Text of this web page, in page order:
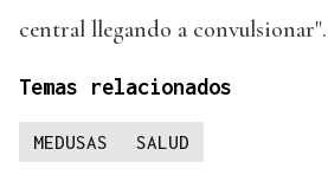
central llegando a convulsionar".
Temas relacionados
MEDUSAS SALUD